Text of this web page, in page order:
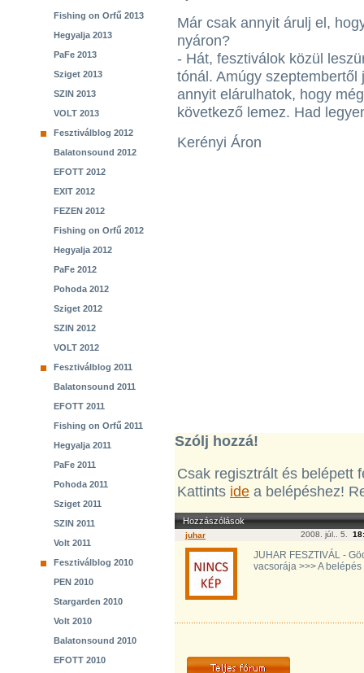
Fishing on Orfű 2013
Hegyalja 2013
PaFe 2013
Sziget 2013
SZIN 2013
VOLT 2013
Fesztiválblog 2012
Balatonsound 2012
EFOTT 2012
EXIT 2012
FEZEN 2012
Fishing on Orfű 2012
Hegyalja 2012
PaFe 2012
Pohoda 2012
Sziget 2012
SZIN 2012
VOLT 2012
Fesztiválblog 2011
Balatonsound 2011
EFOTT 2011
Fishing on Orfű 2011
Hegyalja 2011
PaFe 2011
Pohoda 2011
Sziget 2011
SZIN 2011
Volt 2011
Fesztiválblog 2010
PEN 2010
Stargarden 2010
Volt 2010
Balatonsound 2010
EFOTT 2010
Már csak annyit árulj el,
nyáron?
- Hát, fesztiválok közül
tónál. Amúgy
annyit elárulhatok, hogy
következő lemez. Had
Kerényi Áron
Szólj hozzá!
Csak regisztrált és belépett
Kattints ide a belépéshez!
Hozzászólások
juhar 2008. júl.. 5.
JUHAR FESZTIVÁL -
vacsorája >>> A